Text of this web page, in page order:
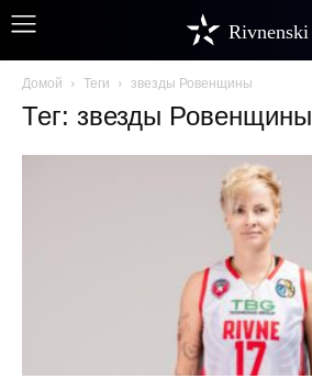
Rivnenski
Домой Теги звезды Ровенщины
Тег: звезды Ровенщины